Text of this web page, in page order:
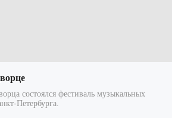
состоялся фестиваль музыкальных
Петербурга.